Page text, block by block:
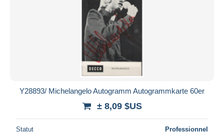
Y28893/ Michelangelo Autogramm Autogrammkarte 60er
± 8,09 $US
Statut Professionnel